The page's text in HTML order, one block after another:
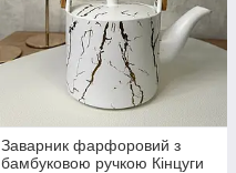
Заварник фарфоровий з
бамбуковою ручкою Кінцуги